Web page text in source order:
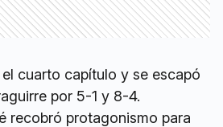
cuarto capítulo y se escapó
por 5-1 y 8-4.
recobró protagonismo para